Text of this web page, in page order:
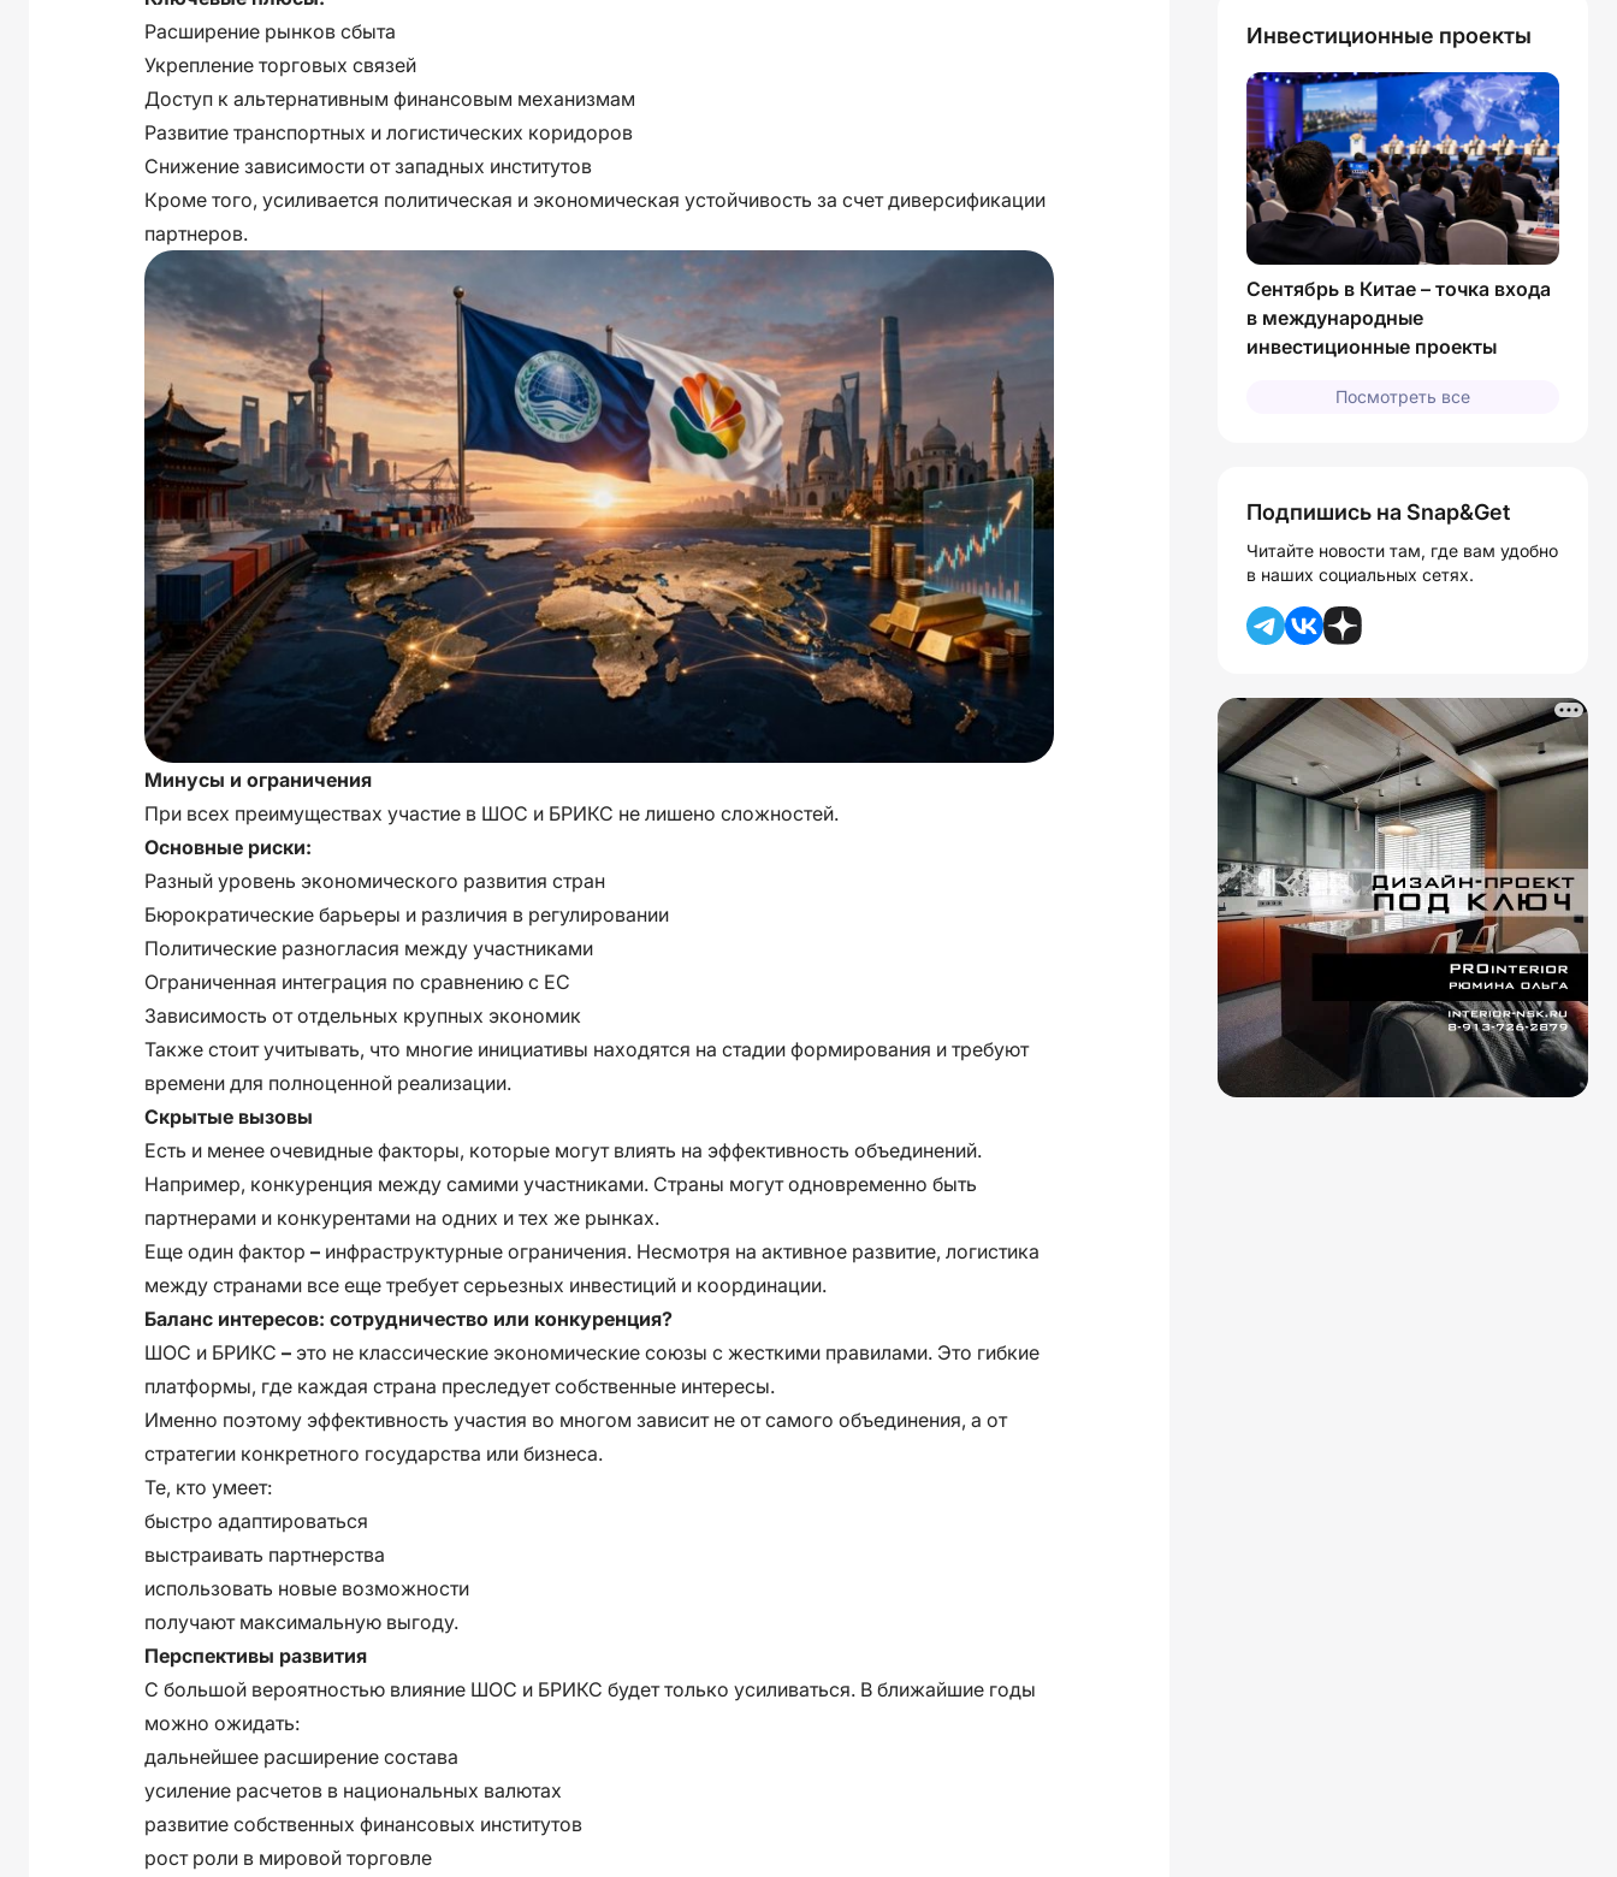
Расширение рынков сбыта
Укрепление торговых связей
Доступ к альтернативным финансовым механизмам
Развитие транспортных и логистических коридоров
Снижение зависимости от западных институтов
Кроме того, усиливается политическая и экономическая устойчивость за счет диверсификации
партнеров.
Минусы и ограничения
При всех преимуществах участие в ШОС и БРИКС не лишено сложностей.
Основные риски:
Разный уровень экономического развития стран
Бюрократические барьеры и различия в регулировании
Политические разногласия между участниками
Ограниченная интеграция по сравнению с ЕС
Зависимость от отдельных крупных экономик
Также стоит учитывать, что многие инициативы находятся на стадии формирования и требуют
времени для полноценной реализации.
Скрытые вызовы
Есть и менее очевидные факторы, которые могут влиять на эффективность объединений.
Например, конкуренция между самими участниками. Страны могут одновременно быть
партнерами и конкурентами на одних и тех же рынках.
Еще один фактор – инфраструктурные ограничения. Несмотря на активное развитие, логистика
между странами все еще требует серьезных инвестиций и координации.
Баланс интересов: сотрудничество или конкуренция?
ШОС и БРИКС – это не классические экономические союзы с жесткими правилами. Это гибкие
платформы, где каждая страна преследует собственные интересы.
Именно поэтому эффективность участия во многом зависит не от самого объединения, а от
стратегии конкретного государства или бизнеса.
Те, кто умеет:
быстро адаптироваться
выстраивать партнерства
использовать новые возможности
получают максимальную выгоду.
Перспективы развития
С большой вероятностью влияние ШОС и БРИКС будет только усиливаться. В ближайшие годы
можно ожидать:
дальнейшее расширение состава
усиление расчетов в национальных валютах
развитие собственных финансовых институтов
рост роли в мировой торговле
Инвестиционные проекты
Сентябрь в Китае – точка входа
в международные
инвестиционные проекты
Посмотреть все
Подпишись на Snap&Get
Читайте новости там, где вам удобно
в наших социальных сетях.